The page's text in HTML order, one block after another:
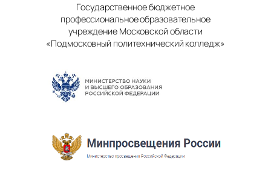
Государственное бюджетное
профессиональное образовательное
учреждение Московской области
«Подмосковный политехнический колледж»